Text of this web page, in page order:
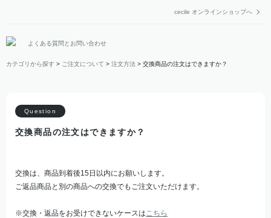
cecile オンラインショップへ
よくある質問とお問い合わせ
カテゴリから探す > ご注文について > 注文方法 > 交換商品の注文はできますか？
交換商品の注文はできますか？
交換は、商品到着後15日以内にお願いします。
ご返品商品と別の商品への交換でもご注文いただけます。
※交換・返品をお受けできないケースはこちら